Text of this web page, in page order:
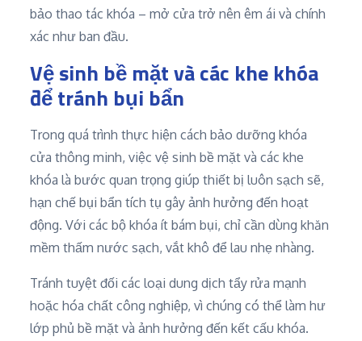
bảo thao tác khóa – mở cửa trở nên êm ái và chính
xác như ban đầu.
Vệ sinh bề mặt và các khe khóa
để tránh bụi bẩn
Trong quá trình thực hiện cách bảo dưỡng khóa
cửa thông minh, việc vệ sinh bề mặt và các khe
khóa là bước quan trọng giúp thiết bị luôn sạch sẽ,
hạn chế bụi bẩn tích tụ gây ảnh hưởng đến hoạt
động. Với các bộ khóa ít bám bụi, chỉ cần dùng khăn
mềm thấm nước sạch, vắt khô để lau nhẹ nhàng.
Tránh tuyệt đối các loại dung dịch tẩy rửa mạnh
hoặc hóa chất công nghiệp, vì chúng có thể làm hư
lớp phủ bề mặt và ảnh hưởng đến kết cấu khóa.